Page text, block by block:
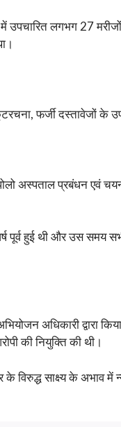
लगभग 27
फर्जी दस्तावेजों
अस्पताल प्रबंधन एवं
हुई थी और उस समय सभी
अधिकारी द्वारा
की नियुक्ति की थी।
साक्ष्य के अभाव में